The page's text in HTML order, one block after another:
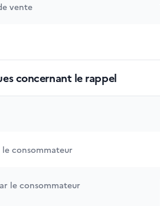
vente
concernant le rappel
le consommateur
le consommateur